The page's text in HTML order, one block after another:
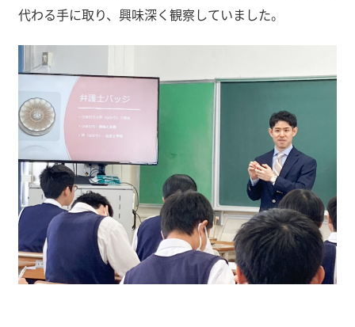
代わる手に取り、興味深く観察していました。